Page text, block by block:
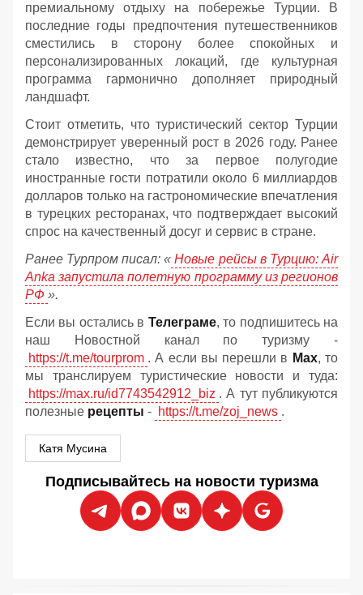
премиальному отдыху на побережье Турции. В
последние годы предпочтения путешественников
сместились в сторону более спокойных и
персонализированных локаций, где культурная
программа гармонично дополняет природный
ландшафт.
Стоит отметить, что туристический сектор Турции
демонстрирует уверенный рост в 2026 году. Ранее
стало известно, что за первое полугодие
иностранные гости потратили около 6 миллиардов
долларов только на гастрономические впечатления
в турецких ресторанах, что подтверждает высокий
спрос на качественный досуг и сервис в стране.
Ранее Турпром писал: « Новые рейсы в Турцию: Air
Anka запустила полетную программу из регионов
РФ ».
Если вы остались в Телеграме, то подпишитесь на
наш Новостной канал по туризму -
https://t.me/tourprom . А если вы перешли в Мах, то
мы транслируем туристические новости и туда:
https://max.ru/id7743542912_biz . А тут публикуются
полезные рецепты - https://t.me/zoj_news .
Катя Мусина
Подписывайтесь на новости туризма